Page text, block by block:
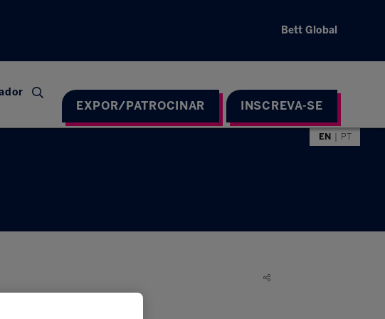
Bett Global
EXPOR/PATROCINAR INSCREVA-SE
EN PT